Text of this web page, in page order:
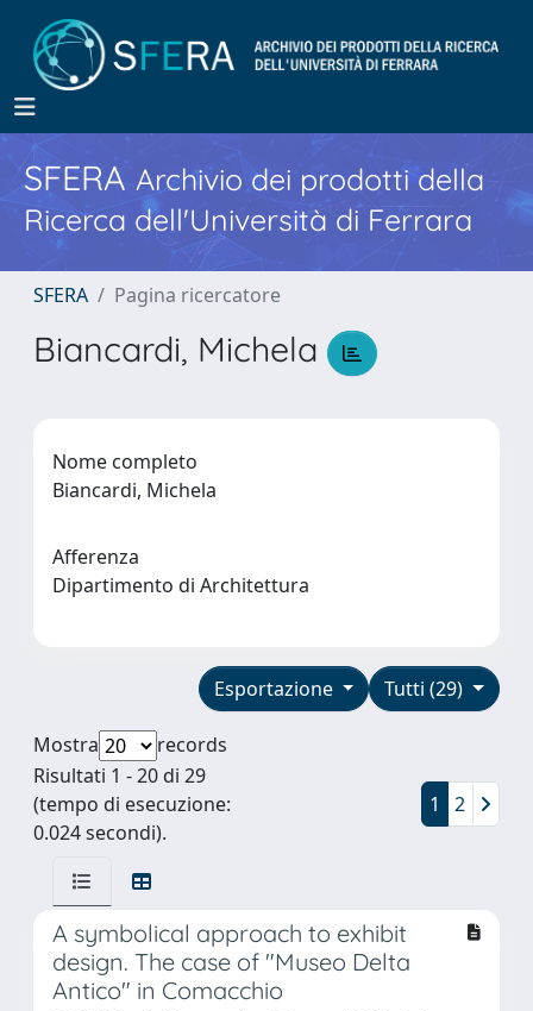
SFERA Archivio dei prodotti della
Ricerca dell'Università di Ferrara
SFERA Pagina ricercatore
Biancardi, Michela
Nome completo
Biancardi, Michela
Afferenza
Dipartimento di Architettura
Tutti (29)
Esportazione
Mostra
records
Risultati 1 - 20 di 29
(tempo di esecuzione:
0.024 secondi).
1 2
A symbolical approach to exhibit
design. The case of "Museo Delta
Antico" in Comacchio